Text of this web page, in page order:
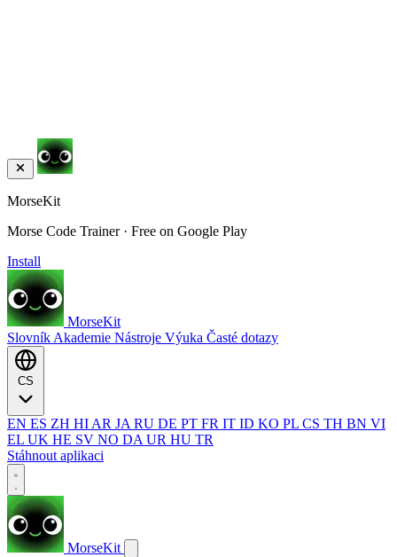
MorseKit
Morse Code Trainer · Free on Google Play
Install
MorseKit
Slovník Akademie Nástroje Výuka Časté dotazy
EN ES ZH HI AR JA RU DE PT FR IT ID KO PL CS TH BN VI
EL UK HE SV NO DA UR HU TR
Stáhnout aplikaci
MorseKit